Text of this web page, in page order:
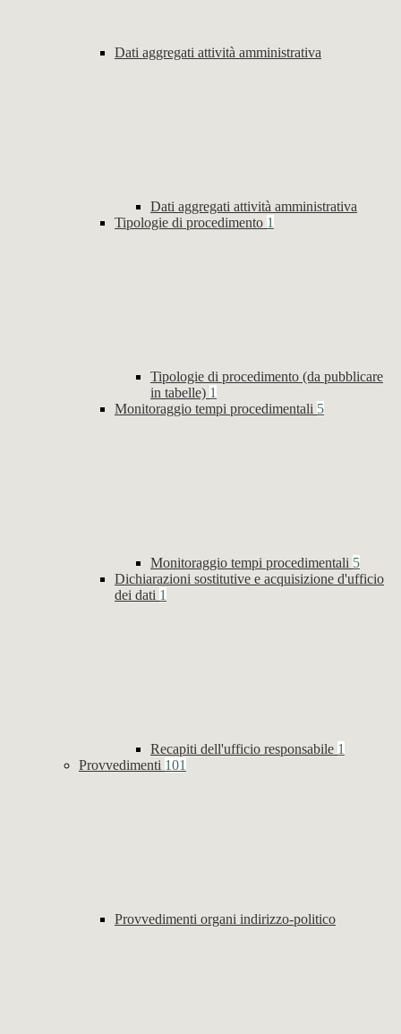
Dati aggregati attività amministrativa
Dati aggregati attività amministrativa
Tipologie di procedimento 1
Tipologie di procedimento (da pubblicare
in tabelle) 1
Monitoraggio tempi procedimentali 5
Monitoraggio tempi procedimentali 5
Dichiarazioni sostitutive e acquisizione d'ufficio
dei dati 1
Recapiti dell'ufficio responsabile 1
Provvedimenti 101
Provvedimenti organi indirizzo-politico